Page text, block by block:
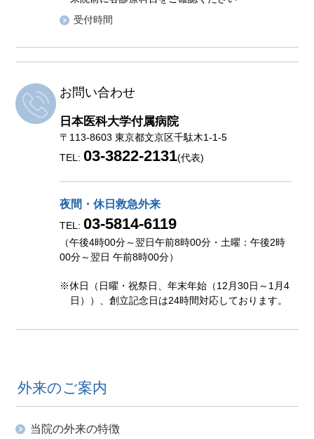
受付時間
お問い合わせ
日本医科大学付属病院
〒113-8603 東京都文京区千駄木1-1-5
TEL:03-3822-2131(代表)
夜間・休日救急外来
TEL:03-5814-6119
（午後4時00分～翌日午前8時00分・土曜：午後2時
00分～翌日 午前8時00分）
※休日（日曜・祝祭日、年末年始（12月30日～1月4
日））、創立記念日は24時間対応しております。
外来のご案内
当院の外来の特徴